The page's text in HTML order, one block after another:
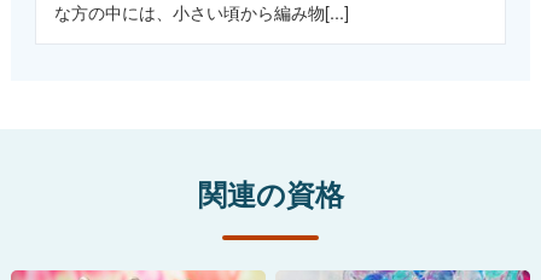
な方の中には、小さい頃から編み物[...]
関連の資格